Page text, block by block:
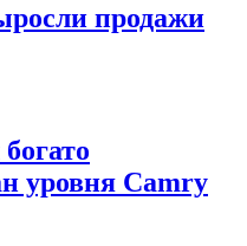
продажи
уровня Camry